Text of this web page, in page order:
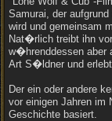
Samurai, der
wird und gemeinsam
Nat�rlich treibt ihn
w�hrenddessen aber
Art S�ldner und
Der ein oder andere
vor einigen Jahren im
Geschichte basiert.